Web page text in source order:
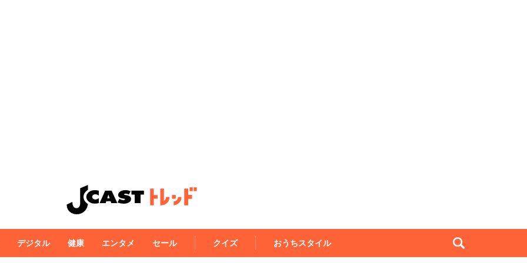
デジタル 健康 エンタメ セール クイズ おうちスタイル